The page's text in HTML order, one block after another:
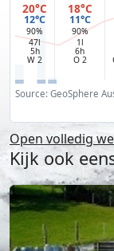
20°C
12°C
90%
47l
5h
W 2
18°C
11°C
90%
1l
6h
O 2
Source: GeoSphere
Open volledig
Kijk ook